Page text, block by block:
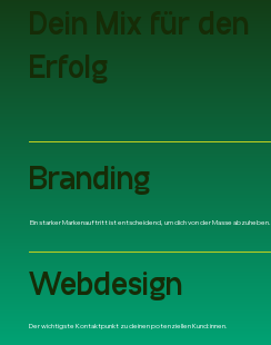
Dein Mix für den
Erfolg
Branding
Ein starker Markenauftritt ist entscheidend, um dich von der Masse abzuheben.
Webdesign
Der wichtigste Kontaktpunkt zu deinen potenziellen Kund:innen.